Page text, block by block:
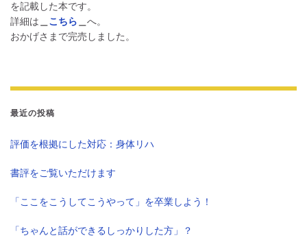
を記載した本です。
詳細は
こちら
へ。
おかげさまで完売しました。
最近の投稿
評価を根拠にした対応：身体リハ
書評をご覧いただけます
「ここをこうしてこうやって」を卒業しよう！
「ちゃんと話ができるしっかりした方」？